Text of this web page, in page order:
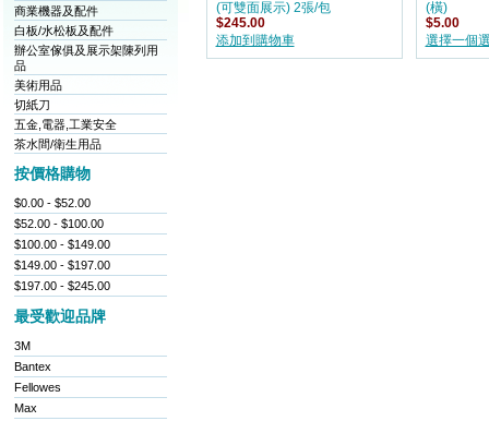
商業機器及配件
白板/水松板及配件
辦公室傢俱及展示架陳列用
品
美術用品
切紙刀
五金,電器,工業安全
茶水間/衛生用品
按價格購物
$0.00 - $52.00
$52.00 - $100.00
$100.00 - $149.00
$149.00 - $197.00
$197.00 - $245.00
最受歡迎品牌
3M
Bantex
Fellowes
Max
(可雙面展示) 2張/包
$245.00
添加到購物車
(橫)
$5.00
選擇一個